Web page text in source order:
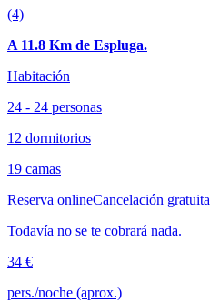
(4)
A 11.8 Km de Espluga.
Habitación
24 - 24 personas
12 dormitorios
19 camas
Reserva onlineCancelación gratuita
Todavía no se te cobrará nada.
34 €
pers./noche (aprox.)